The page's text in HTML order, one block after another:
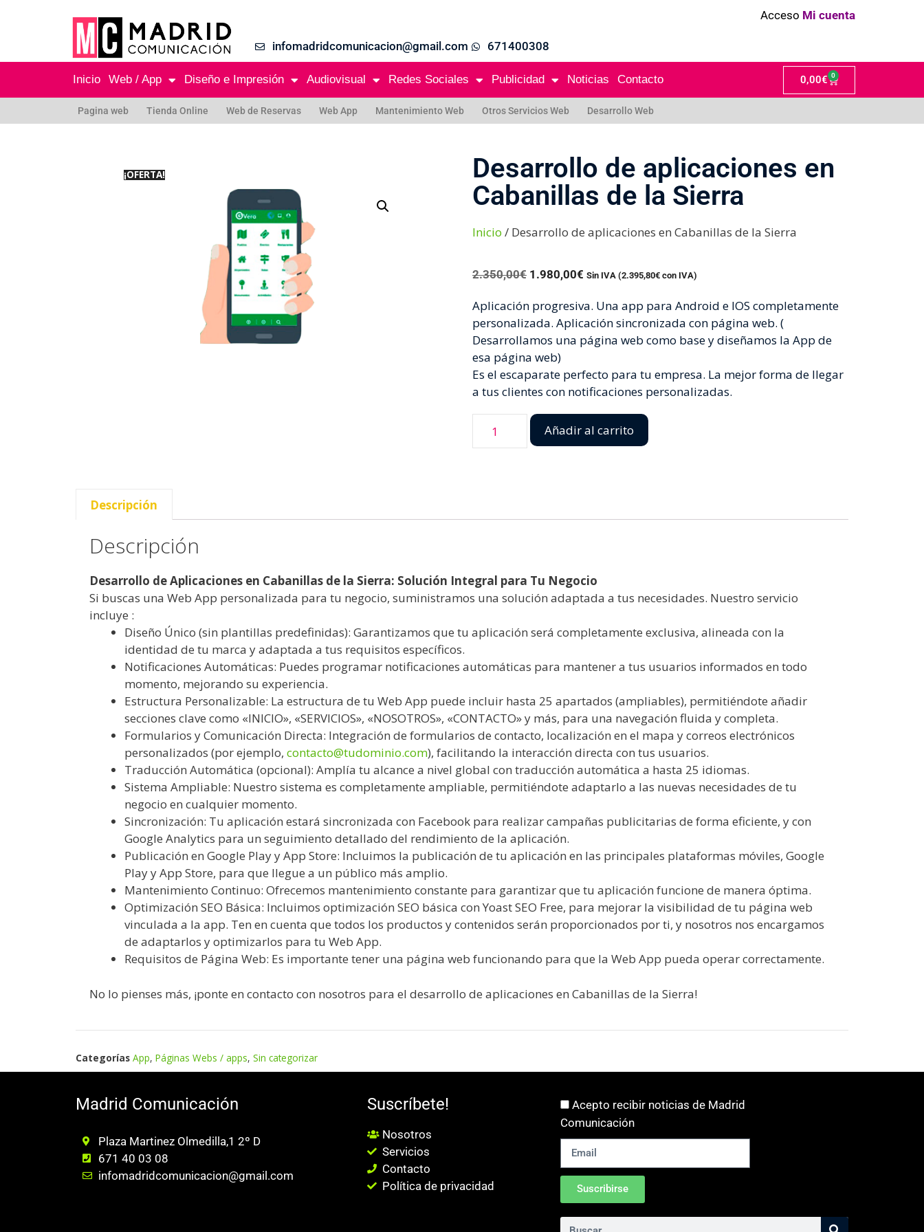
Acceso Mi cuenta
infomadridcomunicacion@gmail.com 671400308
Inicio Web / App Diseño e Impresión Audiovisual Redes Sociales Publicidad Noticias Contacto 0,00€ 0
Pagina web Tienda Online Web de Reservas Web App Mantenimiento Web Otros Servicios Web Desarrollo Web
¡OFERTA!
Desarrollo de aplicaciones en
Cabanillas de la Sierra
Inicio / Desarrollo de aplicaciones en Cabanillas de la Sierra
2.350,00€ 1.980,00€ Sin IVA (2.395,80€ con IVA)
Aplicación progresiva. Una app para Android e IOS completamente
personalizada. Aplicación sincronizada con página web. (
Desarrollamos una página web como base y diseñamos la App de
esa página web)
Es el escaparate perfecto para tu empresa. La mejor forma de llegar
a tus clientes con notificaciones personalizadas.
Añadir al carrito
Descripción
Descripción
Desarrollo de Aplicaciones en Cabanillas de la Sierra: Solución Integral para Tu Negocio
Si buscas una Web App personalizada para tu negocio, suministramos una solución adaptada a tus necesidades. Nuestro servicio
incluye :
Diseño Único (sin plantillas predefinidas): Garantizamos que tu aplicación será completamente exclusiva, alineada con la
identidad de tu marca y adaptada a tus requisitos específicos.
Notificaciones Automáticas: Puedes programar notificaciones automáticas para mantener a tus usuarios informados en todo
momento, mejorando su experiencia.
Estructura Personalizable: La estructura de tu Web App puede incluir hasta 25 apartados (ampliables), permitiéndote añadir
secciones clave como «INICIO», «SERVICIOS», «NOSOTROS», «CONTACTO» y más, para una navegación fluida y completa.
Formularios y Comunicación Directa: Integración de formularios de contacto, localización en el mapa y correos electrónicos
personalizados (por ejemplo, contacto@tudominio.com), facilitando la interacción directa con tus usuarios.
Traducción Automática (opcional): Amplía tu alcance a nivel global con traducción automática a hasta 25 idiomas.
Sistema Ampliable: Nuestro sistema es completamente ampliable, permitiéndote adaptarlo a las nuevas necesidades de tu
negocio en cualquier momento.
Sincronización: Tu aplicación estará sincronizada con Facebook para realizar campañas publicitarias de forma eficiente, y con
Google Analytics para un seguimiento detallado del rendimiento de la aplicación.
Publicación en Google Play y App Store: Incluimos la publicación de tu aplicación en las principales plataformas móviles, Google
Play y App Store, para que llegue a un público más amplio.
Mantenimiento Continuo: Ofrecemos mantenimiento constante para garantizar que tu aplicación funcione de manera óptima.
Optimización SEO Básica: Incluimos optimización SEO básica con Yoast SEO Free, para mejorar la visibilidad de tu página web
vinculada a la app. Ten en cuenta que todos los productos y contenidos serán proporcionados por ti, y nosotros nos encargamos
de adaptarlos y optimizarlos para tu Web App.
Requisitos de Página Web: Es importante tener una página web funcionando para que la Web App pueda operar correctamente.
No lo pienses más, ¡ponte en contacto con nosotros para el desarrollo de aplicaciones en Cabanillas de la Sierra!
Categorías App, Páginas Webs / apps, Sin categorizar
Madrid Comunicación
Plaza Martinez Olmedilla,1 2º D
671 40 03 08
infomadridcomunicacion@gmail.com
Suscríbete!
Nosotros
Servicios
Contacto
Política de privacidad
Acepto recibir noticias de Madrid
Comunicación
Suscribirse